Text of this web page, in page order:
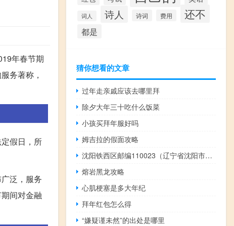
年春节期
务著称，
假日，所
泛，服务
间对金融
词人 诗人 诗词 费用 还不
都是
猜你想看的文章
过年走亲戚应该去哪里拜
除夕大年三十吃什么饭菜
小孩买拜年服好吗
姆吉拉的假面攻略
沈阳铁西区邮编110023（辽宁省沈阳市铁西区邮编）
熔岩黑龙攻略
心肌梗塞是多大年纪
拜年红包怎么得
“嫌疑谨未然”的出处是哪里